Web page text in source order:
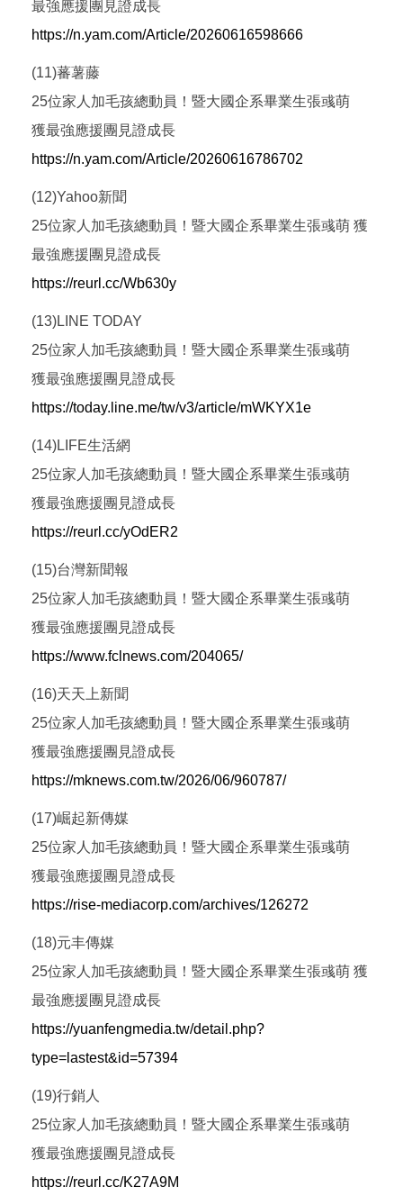
最強應援團見證成長
https://n.yam.com/Article/20260616598666
(11)蕃薯藤
25位家人加毛孩總動員！暨大國企系畢業生張彧萌
獲最強應援團見證成長
https://n.yam.com/Article/20260616786702
(12)Yahoo新聞
25位家人加毛孩總動員！暨大國企系畢業生張彧萌 獲
最強應援團見證成長
https://reurl.cc/Wb630y
(13)LINE TODAY
25位家人加毛孩總動員！暨大國企系畢業生張彧萌
獲最強應援團見證成長
https://today.line.me/tw/v3/article/mWKYX1e
(14)LIFE生活網
25位家人加毛孩總動員！暨大國企系畢業生張彧萌
獲最強應援團見證成長
https://reurl.cc/yOdER2
(15)台灣新聞報
25位家人加毛孩總動員！暨大國企系畢業生張彧萌
獲最強應援團見證成長
https://www.fclnews.com/204065/
(16)天天上新聞
25位家人加毛孩總動員！暨大國企系畢業生張彧萌
獲最強應援團見證成長
https://mknews.com.tw/2026/06/960787/
(17)崛起新傳媒
25位家人加毛孩總動員！暨大國企系畢業生張彧萌
獲最強應援團見證成長
https://rise-mediacorp.com/archives/126272
(18)元丰傳媒
25位家人加毛孩總動員！暨大國企系畢業生張彧萌 獲
最強應援團見證成長
https://yuanfengmedia.tw/detail.php?
type=lastest&id=57394
(19)行銷人
25位家人加毛孩總動員！暨大國企系畢業生張彧萌
獲最強應援團見證成長
https://reurl.cc/K27A9M